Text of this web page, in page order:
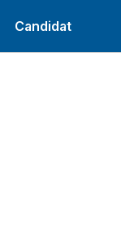
Candidat